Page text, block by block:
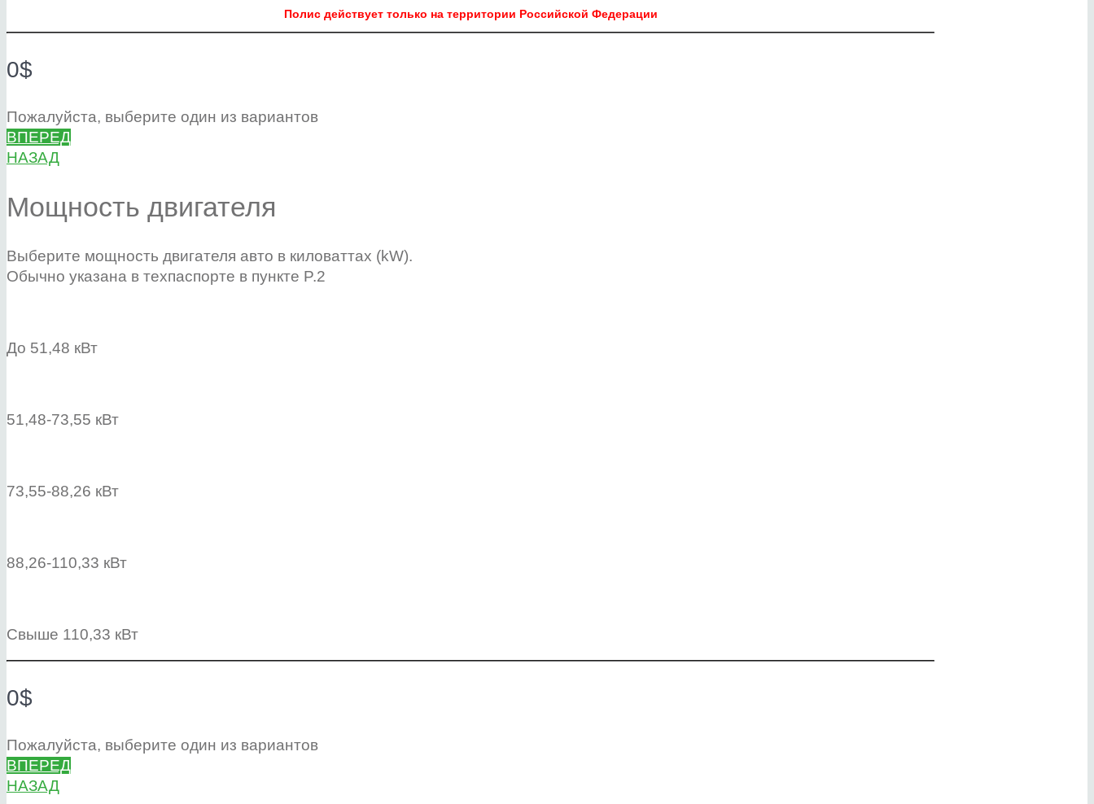
Полис действует только на территории Российской Федерации
0$
Пожалуйста, выберите один из вариантов
ВПЕРЕД
НАЗАД
Мощность двигателя
Выберите мощность двигателя авто в киловаттах (kW).
Обычно указана в техпаспорте в пункте P.2
До 51,48 кВт
51,48-73,55 кВт
73,55-88,26 кВт
88,26-110,33 кВт
Свыше 110,33 кВт
0$
Пожалуйста, выберите один из вариантов
ВПЕРЕД
НАЗАД